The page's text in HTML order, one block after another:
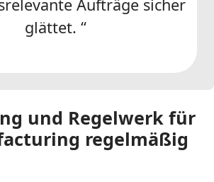
Aufträge sicher
glättet. “
und Regelwerk für
regelmäßig